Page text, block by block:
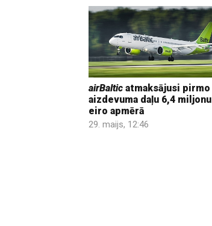
airBaltic atmaksājusi pirmo
aizdevuma daļu 6,4 miljonu
eiro apmērā
29. maijs, 12:46